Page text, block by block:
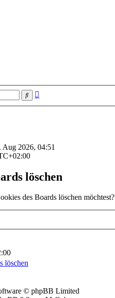
Suche
2026, 04:51
löschen
des Boards löschen möchtest?
löschen
© phpBB Limited